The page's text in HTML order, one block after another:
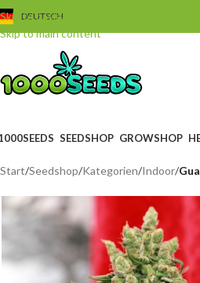
Skip to navigation
Skip to main content
DEUTSCH
SEEDSHOP GROWSHOP
Start/Seedshop/Kategorien/Indoor/